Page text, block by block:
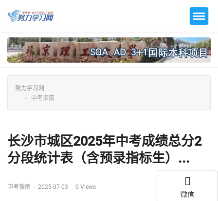
努力学习网
中考指南
长沙市城区2025年中考成绩总分2
分段统计表（含预录指标生）...
中考指南 - 2025-07-03 0 Views
微信